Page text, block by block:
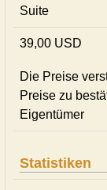
Suite
39,00 USD
Die Preise
Preise zu
Eigentümer
Statistiken